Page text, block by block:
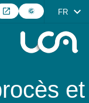
FR
et